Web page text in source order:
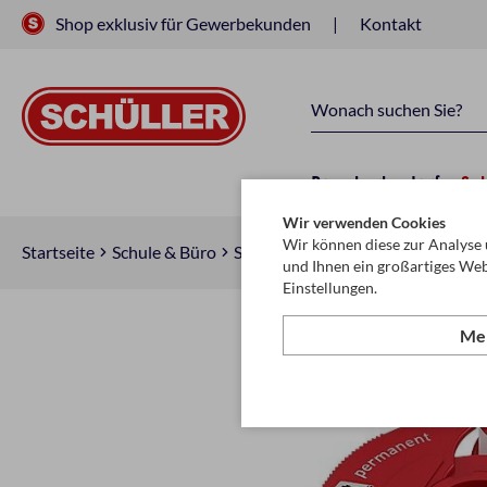
Shop exklusiv für Gewerbekunden Kontakt
Raucherbedarf
Startseite Schule & Büro Schneiden & Kleben
Wir verwenden Cookies
Wir können diese zur
und Ihnen ein großartiges
Einstellungen.